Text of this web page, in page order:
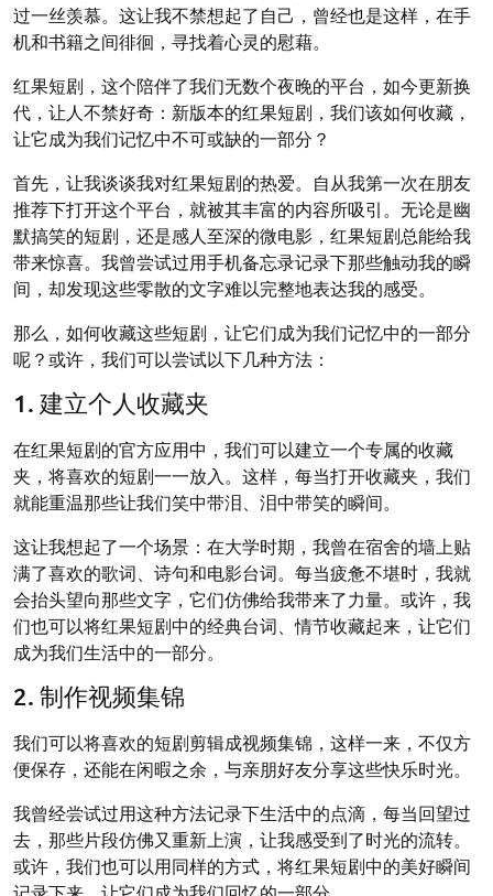
过一丝羡慕。这让我不禁想起了自己，曾经也是这样，在手
机和书籍之间徘徊，寻找着心灵的慰藉。
红果短剧，这个陪伴了我们无数个夜晚的平台，如今更新换
代，让人不禁好奇：新版本的红果短剧，我们该如何收藏，
让它成为我们记忆中不可或缺的一部分？
首先，让我谈谈我对红果短剧的热爱。自从我第一次在朋友
推荐下打开这个平台，就被其丰富的内容所吸引。无论是幽
默搞笑的短剧，还是感人至深的微电影，红果短剧总能给我
带来惊喜。我曾尝试过用手机备忘录记录下那些触动我的瞬
间，却发现这些零散的文字难以完整地表达我的感受。
那么，如何收藏这些短剧，让它们成为我们记忆中的一部分
呢？或许，我们可以尝试以下几种方法：
1. 建立个人收藏夹
在红果短剧的官方应用中，我们可以建立一个专属的收藏
夹，将喜欢的短剧一一放入。这样，每当打开收藏夹，我们
就能重温那些让我们笑中带泪、泪中带笑的瞬间。
这让我想起了一个场景：在大学时期，我曾在宿舍的墙上贴
满了喜欢的歌词、诗句和电影台词。每当疲惫不堪时，我就
会抬头望向那些文字，它们仿佛给我带来了力量。或许，我
们也可以将红果短剧中的经典台词、情节收藏起来，让它们
成为我们生活中的一部分。
2. 制作视频集锦
我们可以将喜欢的短剧剪辑成视频集锦，这样一来，不仅方
便保存，还能在闲暇之余，与亲朋好友分享这些快乐时光。
我曾经尝试过用这种方法记录下生活中的点滴，每当回望过
去，那些片段仿佛又重新上演，让我感受到了时光的流转。
或许，我们也可以用同样的方式，将红果短剧中的美好瞬间
记录下来，让它们成为我们回忆的一部分。